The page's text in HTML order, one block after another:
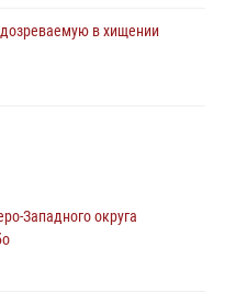
в хищении
ВНЕВЕДОМСТВЕННОЙ
ОБЛАСТИ ЗАДЕРЖАНО 23
Западного округа